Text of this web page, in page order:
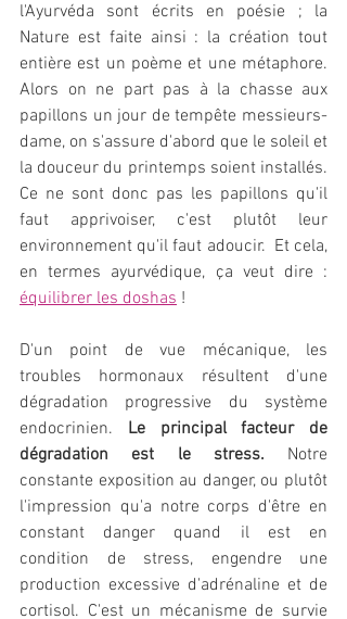
l'Ayurvéda sont écrits en poésie ; la
Nature est faite ainsi : la création tout
entière est un poème et une métaphore.
Alors on ne part pas à la chasse aux
papillons un jour de tempête messieurs-
dame, on s'assure d'abord que le soleil et
la douceur du printemps soient installés.
Ce ne sont donc pas les papillons qu'il
faut apprivoiser, c'est plutôt leur
environnement qu'il faut adoucir.  Et cela,
équilibrer les doshas !
D'un point de vue mécanique, les
troubles hormonaux résultent d'une
dégradation progressive du système
endocrinien. Le principal facteur de
dégradation est le stress. Notre
constante exposition au danger, ou plutôt
l'impression qu'a notre corps d'être en
constant danger quand il est en
condition de stress, engendre une
production excessive d'adrénaline et de
cortisol. C'est un mécanisme de survie